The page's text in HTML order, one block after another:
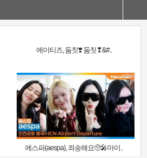
에이티즈, 둠칫❣️ 둠칫❣&#..
에스파(aespa), 죄송해요🥺🎤마이..